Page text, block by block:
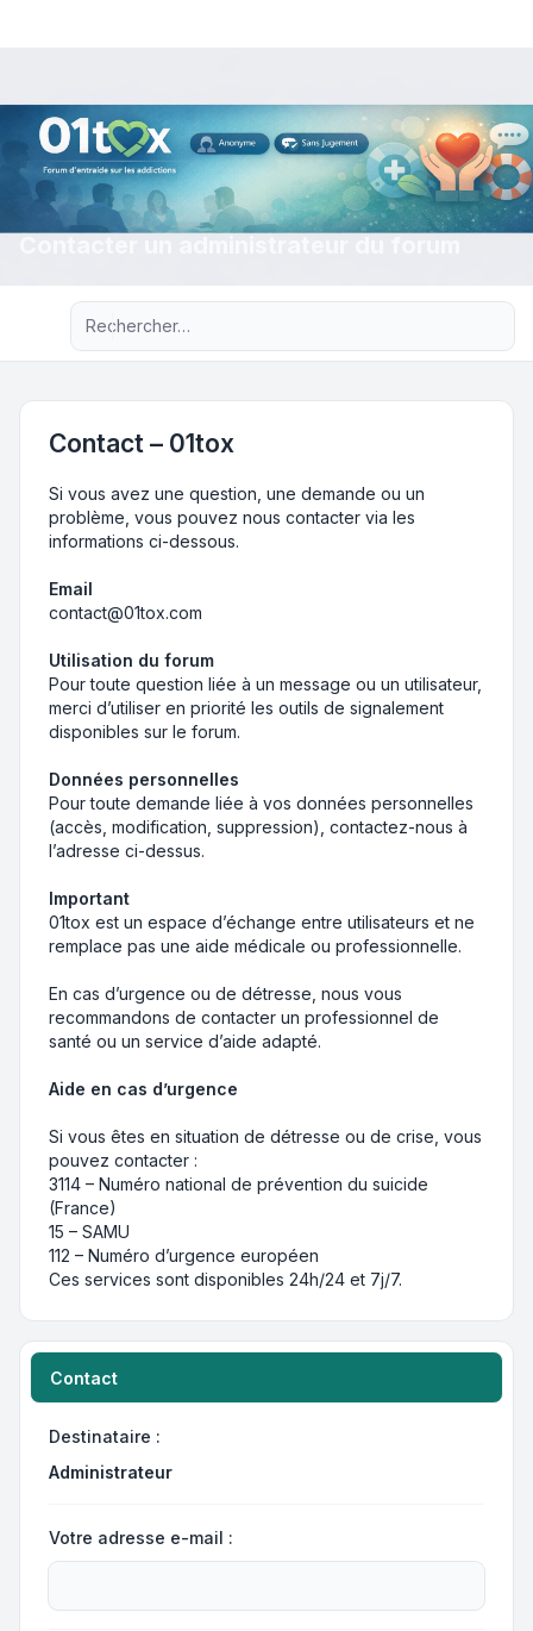
Recherche avancée
Contact – 01tox
Si vous avez une question, une demande ou un
problème, vous pouvez nous contacter via les
informations ci-dessous.
Email
contact@01tox.com
Utilisation du forum
Pour toute question liée à un message ou un utilisateur,
merci d’utiliser en priorité les outils de signalement
disponibles sur le forum.
Données personnelles
Pour toute demande liée à vos données personnelles
(accès, modification, suppression), contactez-nous à
l’adresse ci-dessus.
Important
01tox est un espace d’échange entre utilisateurs et ne
remplace pas une aide médicale ou professionnelle.
En cas d’urgence ou de détresse, nous vous
recommandons de contacter un professionnel de
santé ou un service d’aide adapté.
Aide en cas d’urgence
Si vous êtes en situation de détresse ou de crise, vous
pouvez contacter :
3114 – Numéro national de prévention du suicide
(France)
15 – SAMU
112 – Numéro d’urgence européen
Ces services sont disponibles 24h/24 et 7j/7.
Contact
Destinataire :
Administrateur
Votre adresse e-mail :